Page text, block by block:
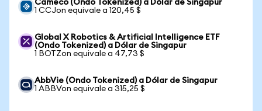
Cameco (Ondo Tokenized) a Dólar de Singapur
1 CCJon equivale a 120,45 $
Global X Robotics & Artificial Intelligence ETF
(Ondo Tokenized) a Dólar de Singapur
1 BOTZon equivale a 47,73 $
AbbVie (Ondo Tokenized) a Dólar de Singapur
1 ABBVon equivale a 315,25 $